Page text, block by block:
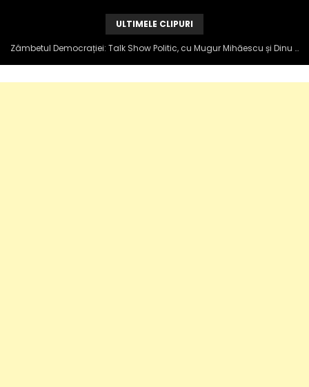
ULTIMELE CLIPURI
Zâmbetul Democrației: Talk Show Politic, cu Mugur Mihăescu și Dinu Popescu